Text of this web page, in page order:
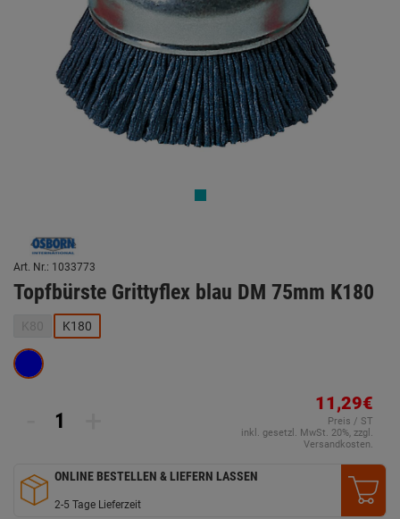
Art. Nr.: 1033773
Topfbürste Grittyflex blau DM 75mm K180
K80 K180
11,29€
Preis / ST
inkl. gesetzl. MwSt. 20%, zzgl.
Versandkosten.
ONLINE BESTELLEN & LIEFERN LASSEN
2-5 Tage Lieferzeit